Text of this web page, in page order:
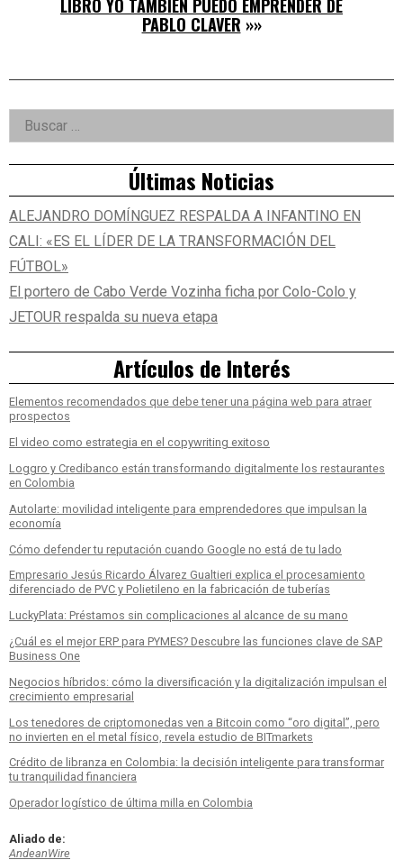
LIBRO YO TAMBIÉN PUEDO EMPRENDER DE
PABLO CLAVER »»
Right
Asides
Buscar:
Últimas Noticias
ALEJANDRO DOMÍNGUEZ RESPALDA A INFANTINO EN
CALI: «ES EL LÍDER DE LA TRANSFORMACIÓN DEL
FÚTBOL»
El portero de Cabo Verde Vozinha ficha por Colo-Colo y
JETOUR respalda su nueva etapa
Artículos de Interés
Elementos recomendados que debe tener una página web para atraer
prospectos
El video como estrategia en el copywriting exitoso
Loggro y Credibanco están transformando digitalmente los restaurantes
en Colombia
Autolarte: movilidad inteligente para emprendedores que impulsan la
economía
Cómo defender tu reputación cuando Google no está de tu lado
Empresario Jesús Ricardo Álvarez Gualtieri explica el procesamiento
diferenciado de PVC y Polietileno en la fabricación de tuberías
LuckyPlata: Préstamos sin complicaciones al alcance de su mano
¿Cuál es el mejor ERP para PYMES? Descubre las funciones clave de SAP
Business One
Negocios híbridos: cómo la diversificación y la digitalización impulsan el
crecimiento empresarial
Los tenedores de criptomonedas ven a Bitcoin como “oro digital”, pero
no invierten en el metal físico, revela estudio de BITmarkets
Crédito de libranza en Colombia: la decisión inteligente para transformar
tu tranquilidad financiera
Operador logístico de última milla en Colombia
Aliado de:
AndeanWire